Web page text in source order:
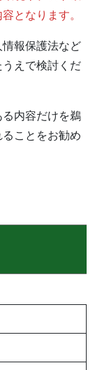
となります。
報保護法など
えで検討くだ
内容だけを鵜
ことをお勧め